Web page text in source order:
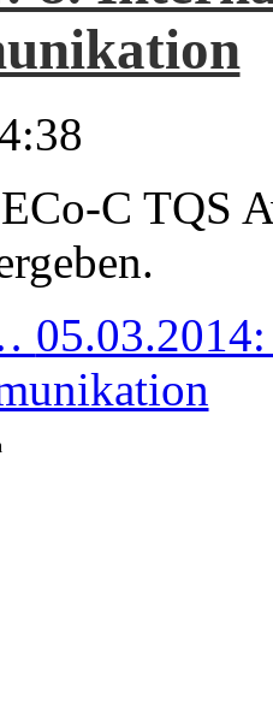
C TQS